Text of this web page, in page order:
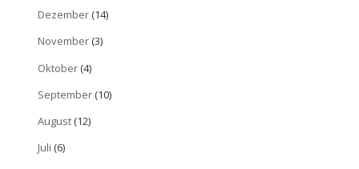
Dezember(14)
November(3)
Oktober(4)
September(10)
August(12)
Juli (6)